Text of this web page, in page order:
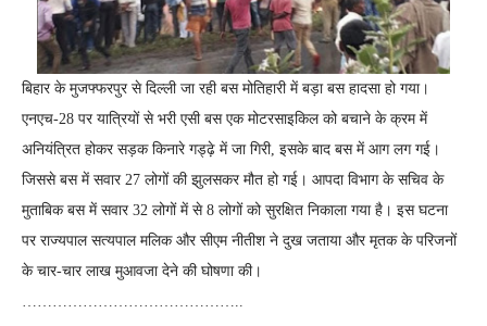
बिहार के मुजफ्फरपुर से दिल्ली जा रही बस मोतिहारी में बड़ा बस हादसा हो गया।
एनएच-28 पर यात्रियों से भरी एसी बस एक मोटरसाइकिल को बचाने के क्रम में
अनियंत्रित होकर सड़क किनारे गड्ढ़े में जा गिरी, इसके बाद बस में आग लग गई।
जिससे बस में सवार 27 लोगों की झुलसकर मौत हो गई। आपदा विभाग के सचिव के
मुताबिक बस में सवार 32 लोगों में से 8 लोगों को सुरक्षित निकाला गया है। इस घटना
पर राज्यपाल सत्यपाल मलिक और सीएम नीतीश ने दुख जताया और मृतक के परिजनों
के चार-चार लाख मुआवजा देने की घोषणा की।
……………………………………..